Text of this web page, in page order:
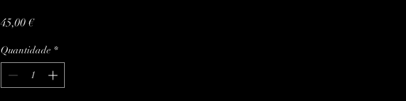
45,00 €Preço
Quantidade *